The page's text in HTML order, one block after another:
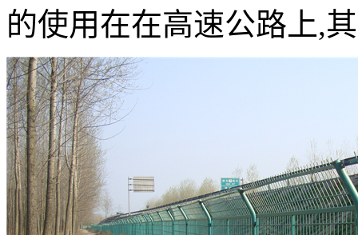
的使用在在高速公路上,